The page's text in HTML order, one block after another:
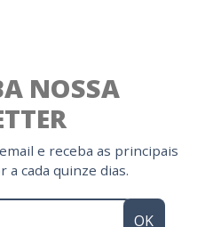
NOSSA
e receba as principais
a cada quinze dias.